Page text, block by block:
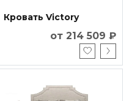
Кровать Victory
от 214 509 ₽